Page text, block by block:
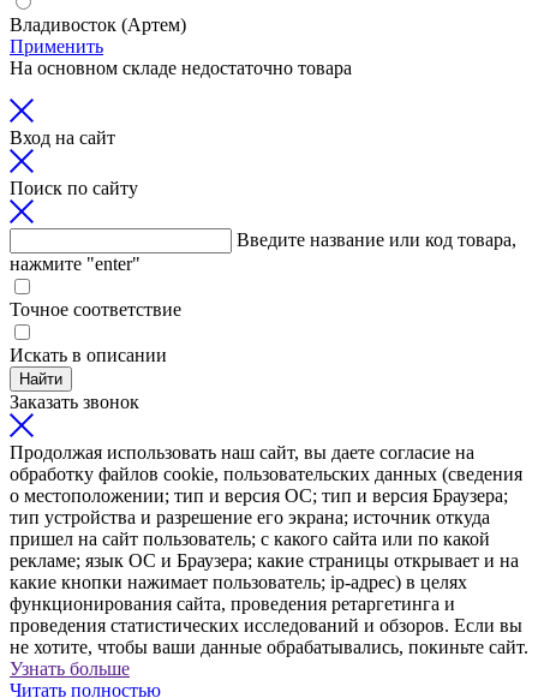
Владивосток (Артем)
Применить
На основном складе недостаточно товара
Вход на сайт
Поиск по сайту
Введите название или код товара,
нажмите "enter"
Точное соответствие
Искать в описании
Найти
Заказать звонок
Продолжая использовать наш сайт, вы даете согласие на
обработку файлов cookie, пользовательских данных (сведения
о местоположении; тип и версия ОС; тип и версия Браузера;
тип устройства и разрешение его экрана; источник откуда
пришел на сайт пользователь; с какого сайта или по какой
рекламе; язык ОС и Браузера; какие страницы открывает и на
какие кнопки нажимает пользователь; ip-адрес) в целях
функционирования сайта, проведения ретаргетинга и
проведения статистических исследований и обзоров. Если вы
не хотите, чтобы ваши данные обрабатывались, покиньте сайт.
Узнать больше
Читать полностью